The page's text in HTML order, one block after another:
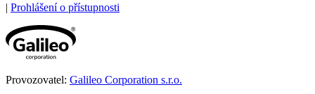
| Prohlášení o přístupnosti
Provozovatel: Galileo Corporation s.r.o.